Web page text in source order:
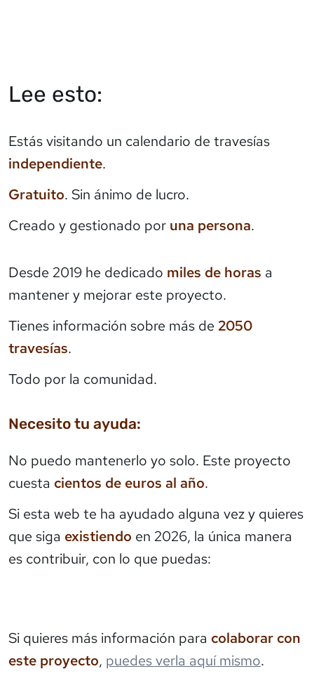
Lee esto:
Estás visitando un calendario de travesías
independiente.
Gratuito. Sin ánimo de lucro.
Creado y gestionado por una persona.
Desde 2019 he dedicado miles de horas a
mantener y mejorar este proyecto.
Tienes información sobre más de 2050
travesías.
Todo por la comunidad.
Necesito tu ayuda:
No puedo mantenerlo yo solo. Este proyecto
cuesta cientos de euros al año.
Si esta web te ha ayudado alguna vez y quieres
que siga existiendo en 2026, la única manera
es contribuir, con lo que puedas:
Si quieres más información para colaborar con
este proyecto, puedes verla aquí mismo.